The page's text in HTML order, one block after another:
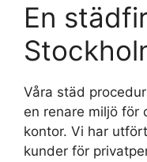
En
Våra städ
en renare miljö för
kontor. Vi har
kunder för